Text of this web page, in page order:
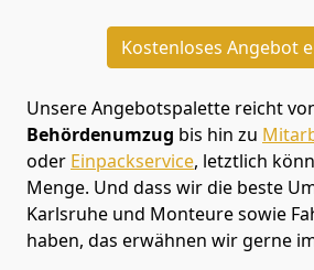
Kostenloses Angebot
Unsere Angebotspalette reicht
Behördenumzug bis hin zu
oder Einpackservice, letztlich
Menge. Und dass wir die beste
Karlsruhe und Monteure sowie
haben, das erwähnen wir gerne